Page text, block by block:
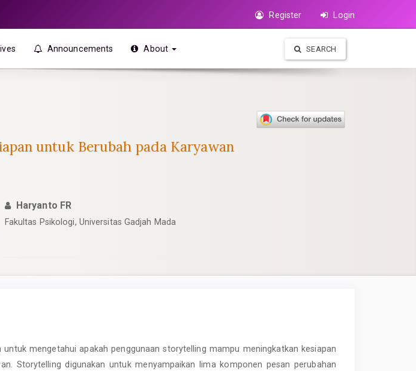
Register Login
Announcements About SEARCH
untuk Berubah pada Karyawan
Haryanto FR
Fakultas Psikologi, Universitas Gadjah Mada
untuk mengetahui apakah penggunaan storytelling mampu meningkatkan kesiapan
Storytelling digunakan untuk menyampaikan lima komponen pesan perubahan